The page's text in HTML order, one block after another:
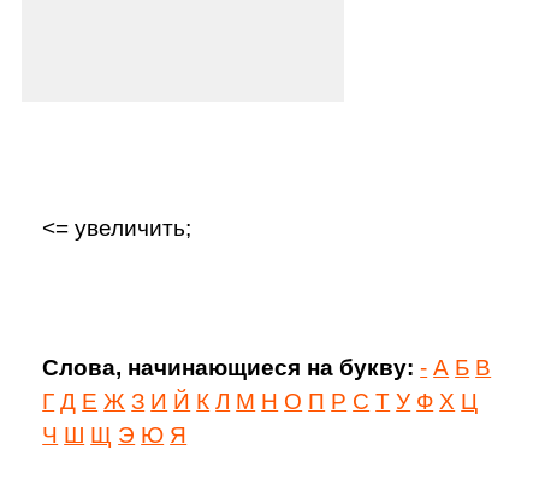
<= увеличить;
Слова, начинающиеся на букву: - А Б В
Г Д Е Ж З И Й К Л М Н О П Р С Т У Ф Х Ц
Ч Ш Щ Э Ю Я